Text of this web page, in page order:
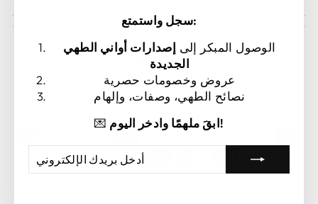
اللغة
العربية العملة الولايات المتحدة (USD $)
سجل واستمتع:
الوصول المبكر إلى إصدارات أواني الطهي
الجديدة
عروض وخصومات حصرية
نصائح الطهي، وصفات، وإلهام
💌
ابقَ ملهمًا وادخر اليوم!
بريدك
الإلكتروني